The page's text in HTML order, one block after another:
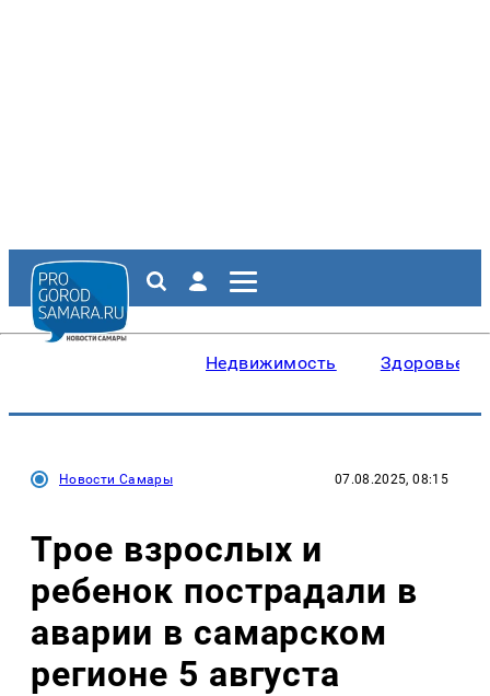
Недвижимость Здоровье
Новости Самары 07.08.2025, 08:15
Трое взрослых и
ребенок пострадали в
аварии в самарском
регионе 5 августа